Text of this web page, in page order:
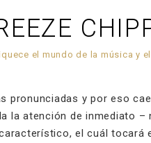
el mundo de la música y
pronunciadas y por eso
la atención de inmediato
el cuál tocará